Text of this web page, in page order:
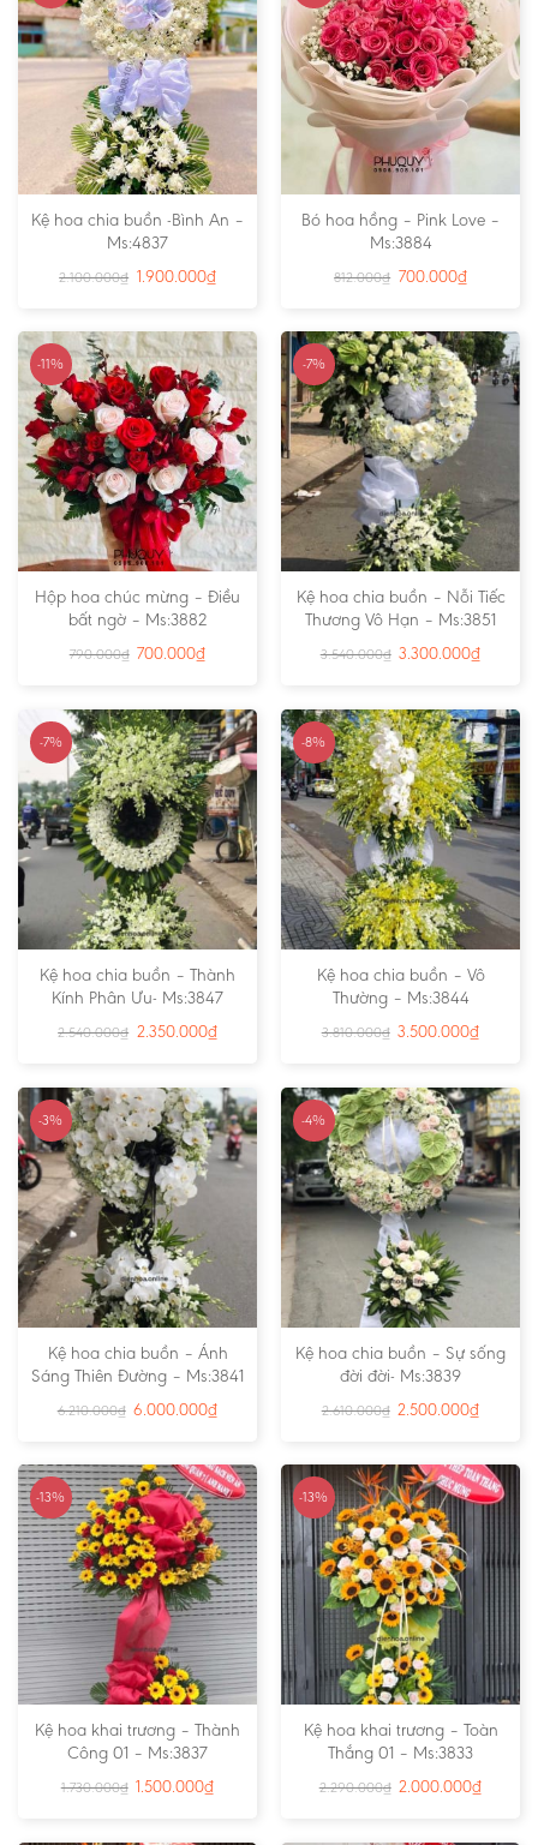
Kệ hoa chia buồn -Bình An –
Ms:4837
2.100.000₫ 1.900.000₫
Bó hoa hồng – Pink Love –
Ms:3884
812.000₫ 700.000₫
-11%
Hộp hoa chúc mừng – Điều
bất ngờ – Ms:3882
790.000₫ 700.000₫
-7%
Kệ hoa chia buồn – Nỗi Tiếc
Thương Vô Hạn – Ms:3851
3.540.000₫ 3.300.000₫
-7%
Kệ hoa chia buồn – Thành
Kính Phân Ưu- Ms:3847
2.540.000₫ 2.350.000₫
-8%
Kệ hoa chia buồn – Vô
Thường – Ms:3844
3.810.000₫ 3.500.000₫
-3%
Kệ hoa chia buồn – Ánh
Sáng Thiên Đường – Ms:3841
6.210.000₫ 6.000.000₫
-4%
Kệ hoa chia buồn – Sự sống
đời đời- Ms:3839
2.610.000₫ 2.500.000₫
-13%
Kệ hoa khai trương – Thành
Công 01 – Ms:3837
1.730.000₫ 1.500.000₫
-13%
Kệ hoa khai trương – Toàn
Thắng 01 – Ms:3833
2.290.000₫ 2.000.000₫